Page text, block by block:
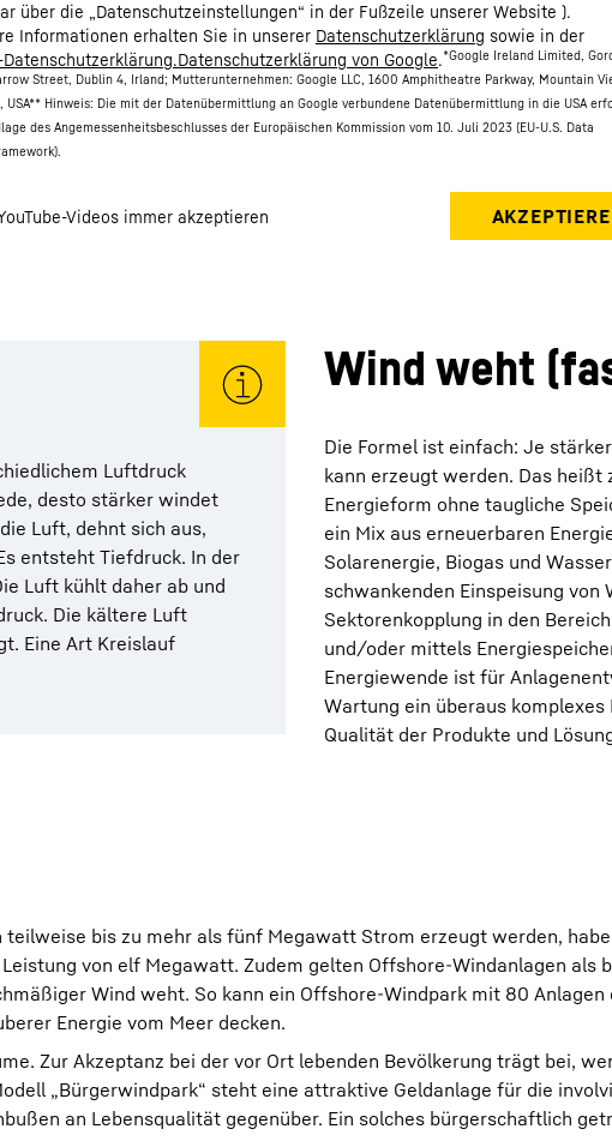
über die „Datenschutzeinstellungen“ in der Fußzeile unserer Website ).
Informationen erhalten Sie in unserer Datenschutzerklärung sowie in der
Datenschutzerklärung.Datenschutzerklärung von Google.*Google Ireland Limited,
Street, Dublin 4, Irland; Mutterunternehmen: Google LLC, 1600 Amphitheatre Parkway, Mountain
USA** Hinweis: Die mit der Datenübermittlung an Google verbundene Datenübermittlung in die USA
des Angemessenheitsbeschlusses der Europäischen Kommission vom 10. Juli 2023 (EU-U.S. Data
Luftdruck
desto stärker windet
Luft, dehnt sich aus,
entsteht Tiefdruck. In der
Luft kühlt daher ab und
Die kältere Luft
Eine Art Kreislauf
Wind weht
Die Formel ist einfach: Je
kann erzeugt werden. Das heißt
Energieform ohne taugliche
ein Mix aus erneuerbaren
Solarenergie, Biogas und
schwankenden Einspeisung
Sektorenkopplung in den
und/oder mittels
Energiewende ist für
Wartung ein überaus
Qualität der Produkte und
bis zu mehr als fünf Megawatt Strom erzeugt werden,
von elf Megawatt. Zudem gelten Offshore-Windanlagen als
Wind weht. So kann ein Offshore-Windpark mit 80 Anlagen
Energie vom Meer decken.
Zur Akzeptanz bei der vor Ort lebenden Bevölkerung trägt bei,
„Bürgerwindpark“ steht eine attraktive Geldanlage für die
an Lebensqualität gegenüber. Ein solches bürgerschaftlich